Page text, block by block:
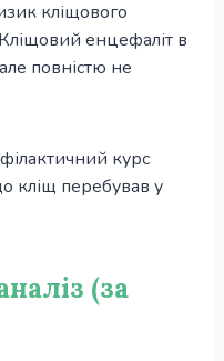
кліщового
енцефаліт в
повністю не
курс
кліщ перебував у
(за